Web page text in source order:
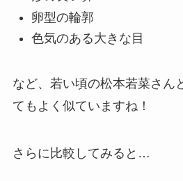
卵型の輪郭
色気のある大きな目
など、若い頃の松本若菜さん
てもよく似ていますね！
さらに比較してみると…